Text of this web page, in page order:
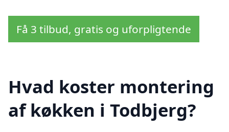
Få 3 tilbud, gratis og uforpligtende
Hvad koster montering
af køkken i Todbjerg?